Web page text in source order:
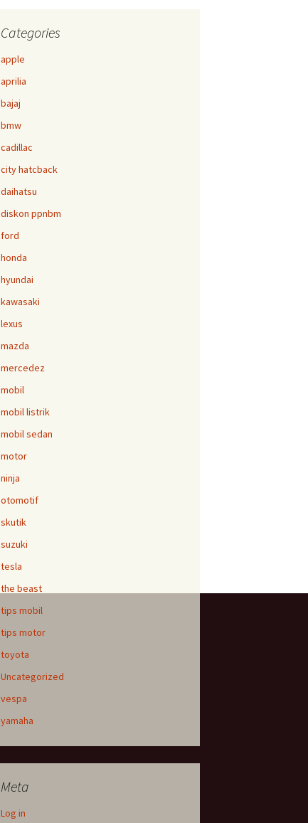
Categories
apple
aprilia
bajaj
bmw
cadillac
city hatcback
daihatsu
diskon ppnbm
ford
honda
hyundai
kawasaki
lexus
mazda
mercedez
mobil
mobil listrik
mobil sedan
motor
ninja
otomotif
skutik
suzuki
tesla
the beast
tips mobil
tips motor
toyota
Uncategorized
vespa
yamaha
Meta
Log in